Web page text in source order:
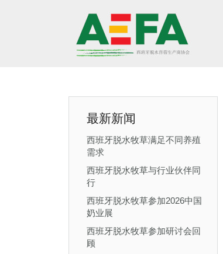
最新新闻
西班牙脱水牧草满足不同养殖
需求
西班牙脱水牧草与行业伙伴同
行
西班牙脱水牧草参加2026中国
奶业展
西班牙脱水牧草参加研讨会回
顾